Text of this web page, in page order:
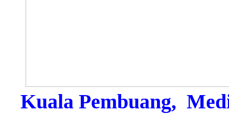
Kuala Pembuang,